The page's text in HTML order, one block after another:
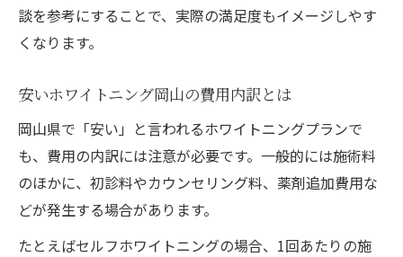
談を参考にすることで、実際の満足度もイメージしやす
くなります。
安いホワイトニング岡山の費用内訳とは
岡山県で「安い」と言われるホワイトニングプランで
も、費用の内訳には注意が必要です。一般的には施術料
のほかに、初診料やカウンセリング料、薬剤追加費用な
どが発生する場合があります。
たとえばセルフホワイトニングの場合、1回あたりの施